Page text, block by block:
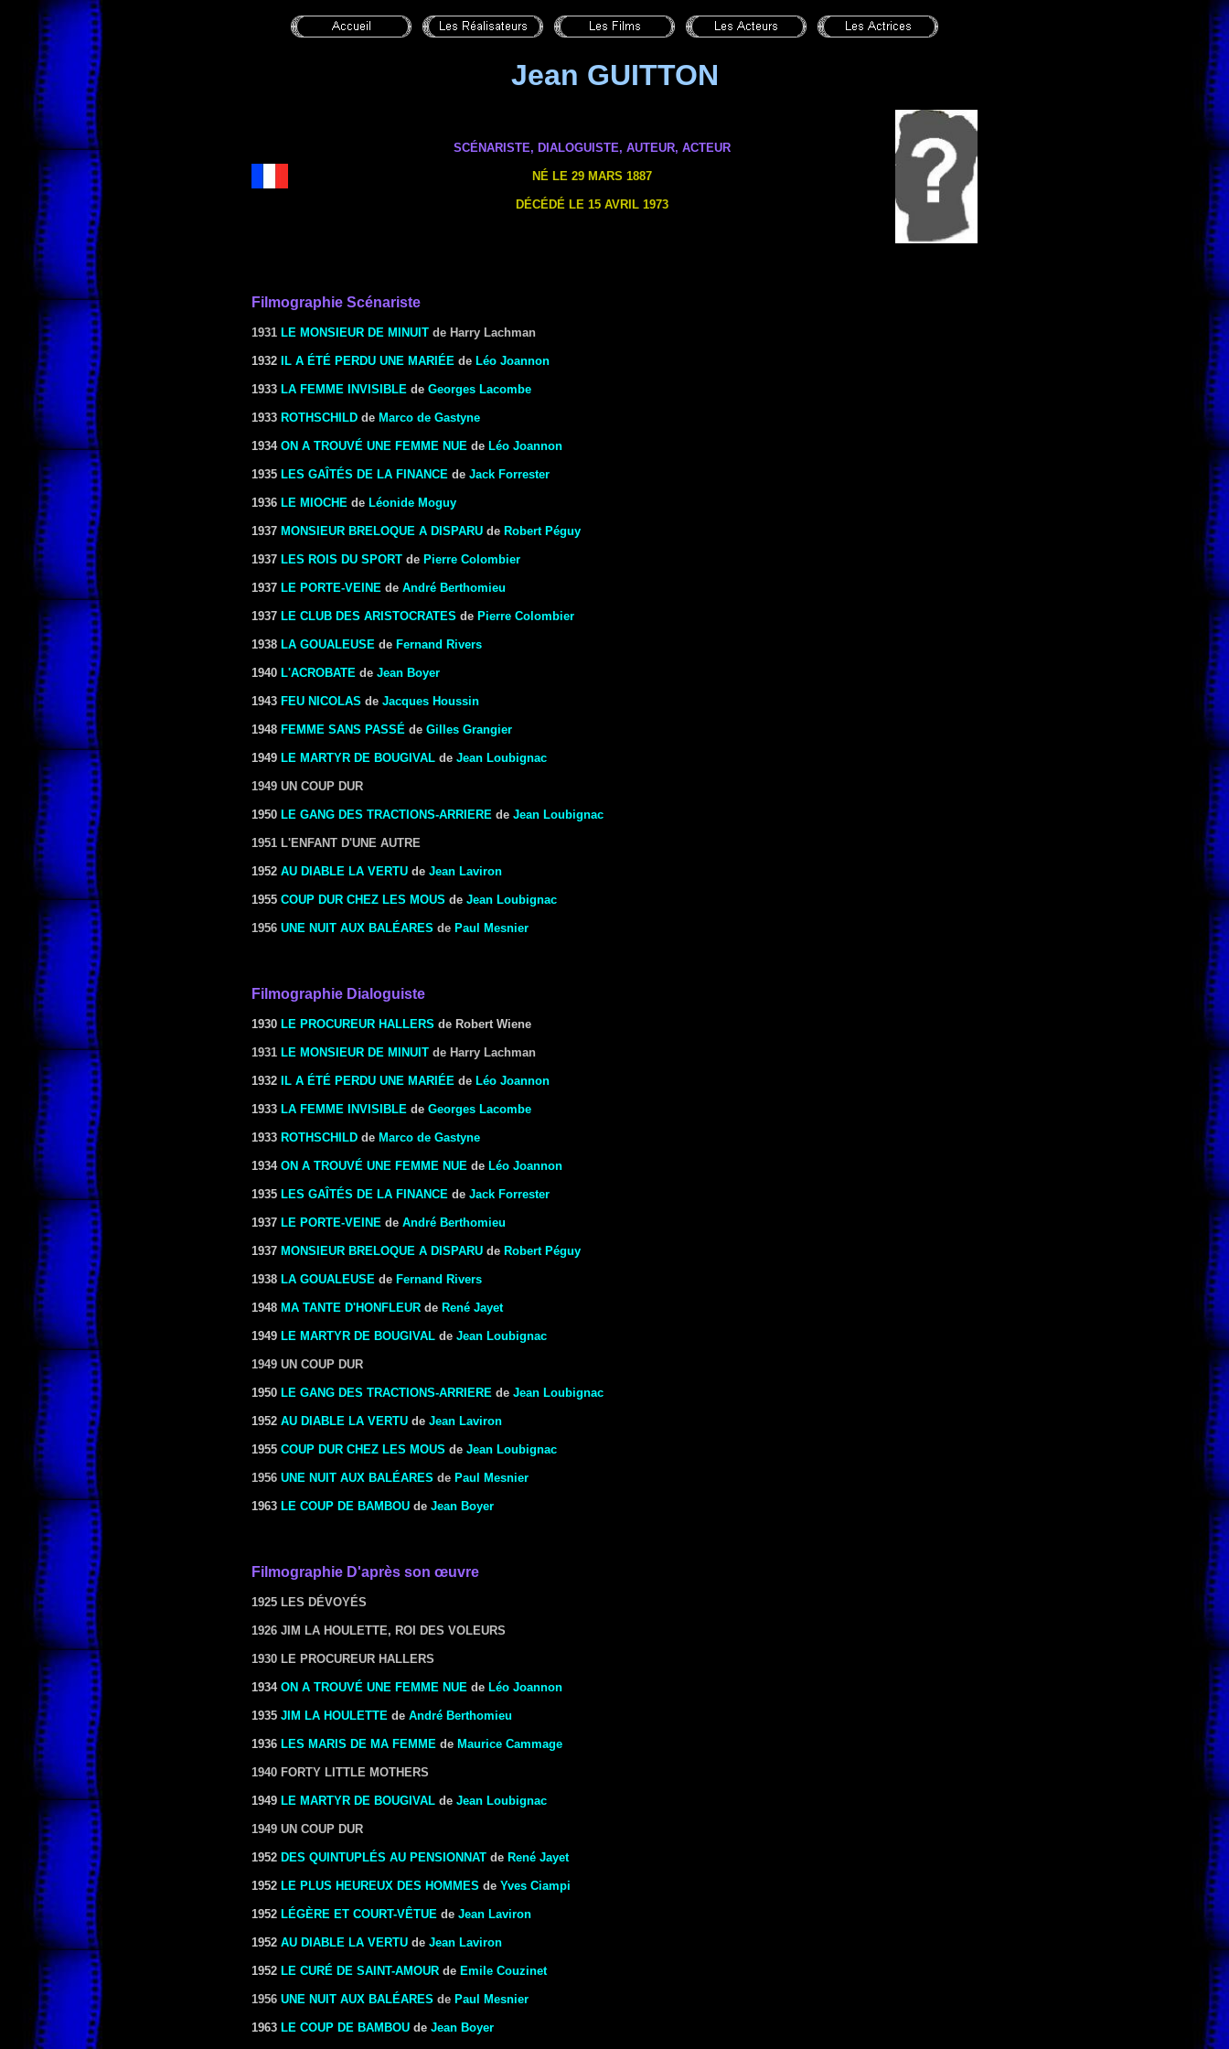
Jean GUITTON
SCÉNARISTE, DIALOGUISTE, AUTEUR, ACTEUR
NÉ LE 29 MARS 1887
DÉCÉDÉ LE 15 AVRIL 1973
Filmographie Scénariste
1931 LE MONSIEUR DE MINUIT de Harry Lachman
1932 IL A ÉTÉ PERDU UNE MARIÉE de Léo Joannon
1933 LA FEMME INVISIBLE de Georges Lacombe
1933 ROTHSCHILD de Marco de Gastyne
1934 ON A TROUVÉ UNE FEMME NUE de Léo Joannon
1935 LES GAÎTÉS DE LA FINANCE de Jack Forrester
1936 LE MIOCHE de Léonide Moguy
1937 MONSIEUR BRELOQUE A DISPARU de Robert Péguy
1937 LES ROIS DU SPORT de Pierre Colombier
1937 LE PORTE-VEINE de André Berthomieu
1937 LE CLUB DES ARISTOCRATES de Pierre Colombier
1938 LA GOUALEUSE de Fernand Rivers
1940 L'ACROBATE de Jean Boyer
1943 FEU NICOLAS de Jacques Houssin
1948 FEMME SANS PASSÉ de Gilles Grangier
1949 LE MARTYR DE BOUGIVAL de Jean Loubignac
1949 UN COUP DUR
1950 LE GANG DES TRACTIONS-ARRIERE de Jean Loubignac
1951 L'ENFANT D'UNE AUTRE
1952 AU DIABLE LA VERTU de Jean Laviron
1955 COUP DUR CHEZ LES MOUS de Jean Loubignac
1956 UNE NUIT AUX BALÉARES de Paul Mesnier
Filmographie Dialoguiste
1930 LE PROCUREUR HALLERS de Robert Wiene
1931 LE MONSIEUR DE MINUIT de Harry Lachman
1932 IL A ÉTÉ PERDU UNE MARIÉE de Léo Joannon
1933 LA FEMME INVISIBLE de Georges Lacombe
1933 ROTHSCHILD de Marco de Gastyne
1934 ON A TROUVÉ UNE FEMME NUE de Léo Joannon
1935 LES GAÎTÉS DE LA FINANCE de Jack Forrester
1937 LE PORTE-VEINE de André Berthomieu
1937 MONSIEUR BRELOQUE A DISPARU de Robert Péguy
1938 LA GOUALEUSE de Fernand Rivers
1948 MA TANTE D'HONFLEUR de René Jayet
1949 LE MARTYR DE BOUGIVAL de Jean Loubignac
1949 UN COUP DUR
1950 LE GANG DES TRACTIONS-ARRIERE de Jean Loubignac
1952 AU DIABLE LA VERTU de Jean Laviron
1955 COUP DUR CHEZ LES MOUS de Jean Loubignac
1956 UNE NUIT AUX BALÉARES de Paul Mesnier
1963 LE COUP DE BAMBOU de Jean Boyer
Filmographie D'après son œuvre
1925 LES DÉVOYÉS
1926 JIM LA HOULETTE, ROI DES VOLEURS
1930 LE PROCUREUR HALLERS
1934 ON A TROUVÉ UNE FEMME NUE de Léo Joannon
1935 JIM LA HOULETTE de André Berthomieu
1936 LES MARIS DE MA FEMME de Maurice Cammage
1940 FORTY LITTLE MOTHERS
1949 LE MARTYR DE BOUGIVAL de Jean Loubignac
1949 UN COUP DUR
1952 DES QUINTUPLÉS AU PENSIONNAT de René Jayet
1952 LE PLUS HEUREUX DES HOMMES de Yves Ciampi
1952 LÉGÈRE ET COURT-VÊTUE de Jean Laviron
1952 AU DIABLE LA VERTU de Jean Laviron
1952 LE CURÉ DE SAINT-AMOUR de Emile Couzinet
1956 UNE NUIT AUX BALÉARES de Paul Mesnier
1963 LE COUP DE BAMBOU de Jean Boyer